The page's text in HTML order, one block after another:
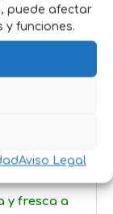
puede afectar
funciones.
Aviso Legal
alta
digerir
libre
de
y fresca a